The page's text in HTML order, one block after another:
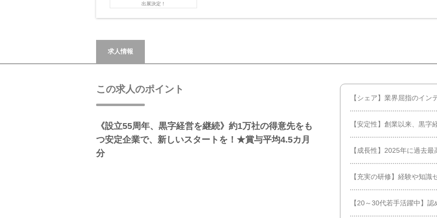
出展決定！
求人情報
この求人のポイント
《設立55周年、黒字経営を継続》約1万社の得意先をも
つ安定企業で、新しいスタートを！★賞与平均4.5カ月
分
【シェア】業界屈指のイン
【安定性】創業以来、黒字
【成長性】2025年に過去
【充実の研修】経験や知識
【20～30代若手活躍中】